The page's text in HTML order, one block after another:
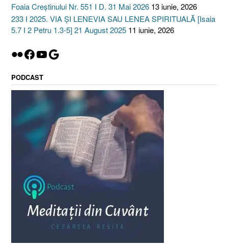
Foaia Creștinului Nr. 551 I D. 31 Mai 2026 13 iunie, 2026
233 I 2025. VIA ȘI LENEVIA SAU LENEA SPIRITUALĂ [Isaia
5.7 I 2 Petru 1.3-5] 21 August 2025 11 iunie, 2026
Flickr
Facebook
YouTube
Google
PODCAST